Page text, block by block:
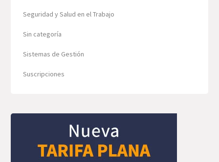
Seguridad y Salud en el Trabajo
Sin categoría
Sistemas de Gestión
Suscripciones